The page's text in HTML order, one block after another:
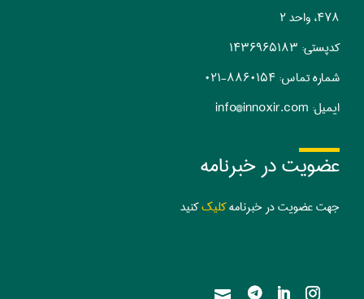
عضویت در خبرنامه
جهت عضویت در خبرنامهکلیککنید
۴۷۸، واحد ۲
کدپستی:‌ ۱۴۳۶۹۶۵۱۸۳
شماره تماس: ۰۲۱-۸۸۶۰۱۵۴
ایمیل: info@innoxir.com
